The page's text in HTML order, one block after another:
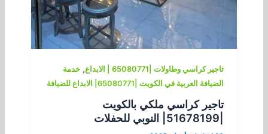
تاجير كراسي وطاولات |65080771 | الابداع ,خدمة
الضيافة العربية في الكويت |65080771| الابداع للضيافة
تاجير كراسي ملكي بالكويت